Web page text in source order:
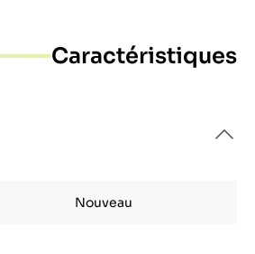
Caractéristiques
Nouveau